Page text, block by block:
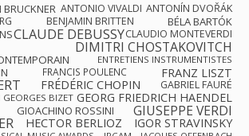
ANTONIO VIVALDI ANTONÍN DVOŘÁK
BENJAMIN BRITTEN
BÉLA BARTÓK
CLAUDE DEBUSSYCLAUDIO MONTEVERDI
DIMITRI CHOSTAKOVITCH
ENTRETIENS INSTRUMENTISTES
FRANCIS POULENC FRANZ LISZT
FRÉDÉRIC CHOPIN GABRIEL FAURÉ
GEORGES BIZET GEORG FRIEDRICH HAENDEL
GIOACHINO ROSSINI GIUSEPPE VERDI
HECTOR BERLIOZ IGOR STRAVINSKY